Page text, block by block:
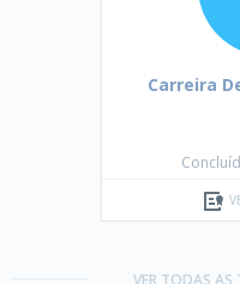
Carreira
VER TODAS AS